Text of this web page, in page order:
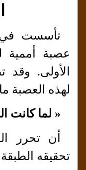
عصبة أممية
الأولى. وقد
لهذه العصبة
« لما كانت
أن تحرر
تحقيقه